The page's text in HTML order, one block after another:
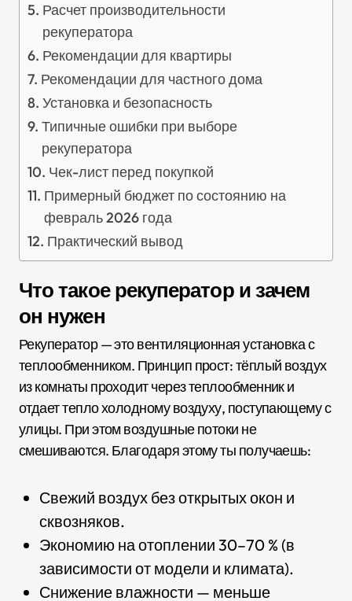
Расчет производительности
рекуператора
Рекомендации для квартиры
Рекомендации для частного дома
Установка и безопасность
Типичные ошибки при выборе
рекуператора
Чек-лист перед покупкой
Примерный бюджет по состоянию на
февраль 2026 года
Практический вывод
Что такое рекуператор и зачем
он нужен
Рекуператор — это вентиляционная установка с
теплообменником. Принцип прост: тёплый воздух
из комнаты проходит через теплообменник и
отдает тепло холодному воздуху, поступающему с
улицы. При этом воздушные потоки не
смешиваются. Благодаря этому ты получаешь:
Свежий воздух без открытых окон и
сквозняков.
Экономию на отоплении 30–70 % (в
зависимости от модели и климата).
Снижение влажности — меньше